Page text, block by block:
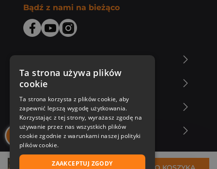
Bądź z nami na bieżąco
Zakupy u nas
Nasza oferta
Nasi autorzy
Ta strona używa plików
cookie
Ta strona korzysta z plików cookie, aby
zapewnić lepszą wygodę użytkowania.
Korzystając z tej strony, wyrażasz zgodę na
używanie przez nas wszystkich plików
cookie zgodnie z warunkami naszej polityki
plików cookie.
ZAAKCEPTUJ ZGODY